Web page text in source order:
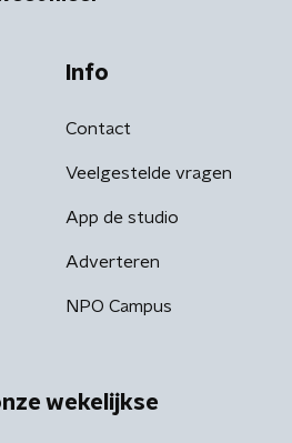
Info
Contact
Veelgestelde vragen
App de studio
Adverteren
NPO Campus
wekelijkse